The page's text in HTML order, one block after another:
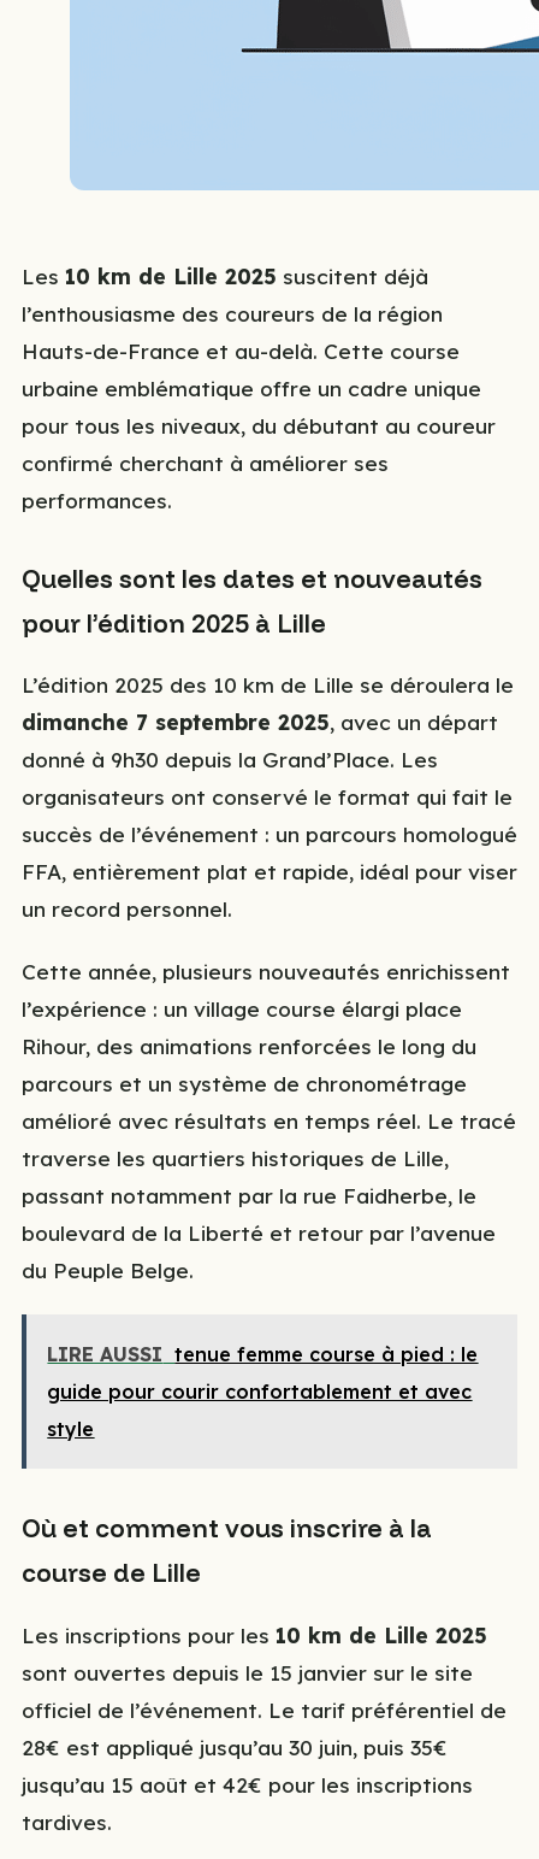
Les 10 km de Lille 2025 suscitent déjà
l’enthousiasme des coureurs de la région
Hauts-de-France et au-delà. Cette course
urbaine emblématique offre un cadre unique
pour tous les niveaux, du débutant au coureur
confirmé cherchant à améliorer ses
performances.
Quelles sont les dates et nouveautés
pour l’édition 2025 à Lille
L’édition 2025 des 10 km de Lille se déroulera le
dimanche 7 septembre 2025, avec un départ
donné à 9h30 depuis la Grand’Place. Les
organisateurs ont conservé le format qui fait le
succès de l’événement : un parcours homologué
FFA, entièrement plat et rapide, idéal pour viser
un record personnel.
Cette année, plusieurs nouveautés enrichissent
l’expérience : un village course élargi place
Rihour, des animations renforcées le long du
parcours et un système de chronométrage
amélioré avec résultats en temps réel. Le tracé
traverse les quartiers historiques de Lille,
passant notamment par la rue Faidherbe, le
boulevard de la Liberté et retour par l’avenue
du Peuple Belge.
LIRE AUSSI tenue femme course à pied : le
guide pour courir confortablement et avec
style
Où et comment vous inscrire à la
course de Lille
Les inscriptions pour les 10 km de Lille 2025
sont ouvertes depuis le 15 janvier sur le site
officiel de l’événement. Le tarif préférentiel de
28€ est appliqué jusqu’au 30 juin, puis 35€
jusqu’au 15 août et 42€ pour les inscriptions
tardives.